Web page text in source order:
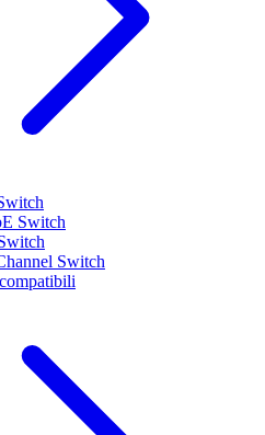
Switch
Switch